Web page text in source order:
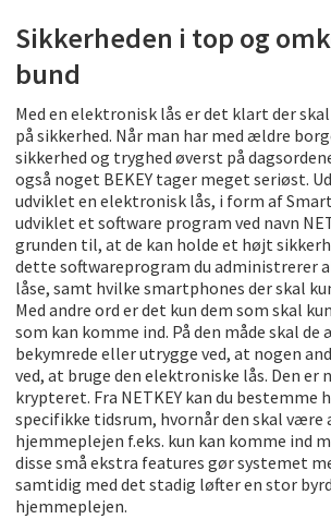
Sikkerheden i top og
bund
Med en elektronisk lås er det klart der
på sikkerhed. Når man har med ældre
sikkerhed og tryghed øverst på
også noget BEKEY tager meget seriøst.
udviklet en elektronisk lås, i form af
udviklet et software program ved navn
grunden til, at de kan holde et højt
dette softwareprogram du administrerer
låse, samt hvilke smartphones der skal
Med andre ord er det kun dem som skal
som kan komme ind. På den måde skal
bekymrede eller utrygge ved, at nogen
ved, at bruge den elektroniske lås. Den er
krypteret. Fra NETKEY kan du bestemme
specifikke tidsrum, hvornår den skal være
hjemmeplejen f.eks. kun kan komme ind
disse små ekstra features gør systemet
samtidig med det stadig løfter en stor
hjemmeplejen.